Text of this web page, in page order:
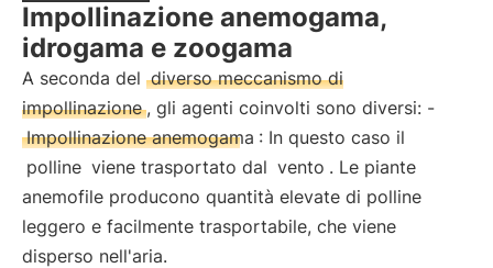
Impollinazione anemogama,
idrogama e zoogama
A seconda del diverso meccanismo di
impollinazione , gli agenti coinvolti sono diversi: -
Impollinazione anemogama : In questo caso il
polline viene trasportato dal vento . Le piante
anemofile producono quantità elevate di polline
leggero e facilmente trasportabile, che viene
disperso nell'aria.